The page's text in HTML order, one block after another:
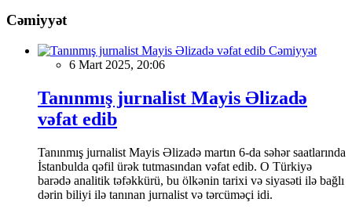
Cəmiyyət
Cəmiyyət
6 Mart 2025, 20:06
Tanınmış jurnalist Mayis Əlizadə
vəfat edib
Tanınmış jurnalist Mayis Əlizadə martın 6-da səhər saatlarında
İstanbulda qəfil ürək tutmasından vəfat edib. O Türkiyə
barədə analitik təfəkkürü, bu ölkənin tarixi və siyasəti ilə bağlı
dərin biliyi ilə tanınan jurnalist və tərcüməçi idi.